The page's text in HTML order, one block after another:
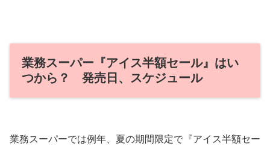
業務スーパー『アイス半額セール』はい
つから？ 発売日、スケジュール
業務スーパーでは例年、夏の期間限定で『アイス半額セー